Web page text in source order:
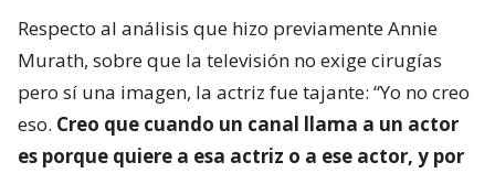
Respecto al análisis que hizo previamente Annie
Murath, sobre que la televisión no exige cirugías
pero sí una imagen, la actriz fue tajante: “Yo no creo
eso. Creo que cuando un canal llama a un actor
es porque quiere a esa actriz o a ese actor, y por